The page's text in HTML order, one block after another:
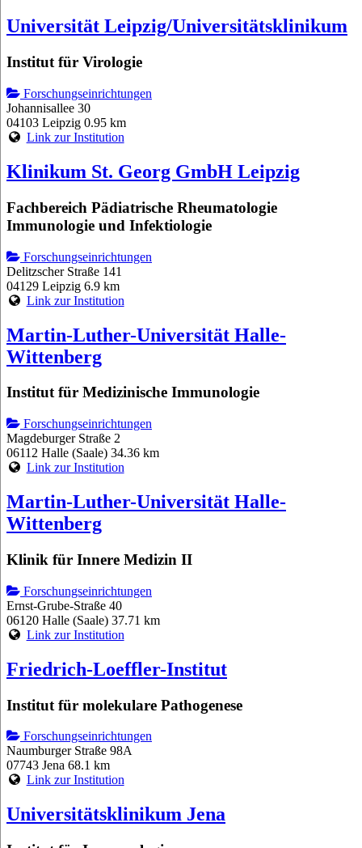
Universität Leipzig/Universitätsklinikum
Institut für Virologie
Forschungseinrichtungen
Johannisallee 30
04103 Leipzig 0.95 km
Link zur Institution
Klinikum St. Georg GmbH Leipzig
Fachbereich Pädiatrische Rheumatologie
Immunologie und Infektiologie
Forschungseinrichtungen
Delitzscher Straße 141
04129 Leipzig 6.9 km
Link zur Institution
Martin-Luther-Universität Halle-
Wittenberg
Institut für Medizinische Immunologie
Forschungseinrichtungen
Magdeburger Straße 2
06112 Halle (Saale) 34.36 km
Link zur Institution
Martin-Luther-Universität Halle-
Wittenberg
Klinik für Innere Medizin II
Forschungseinrichtungen
Ernst-Grube-Straße 40
06120 Halle (Saale) 37.71 km
Link zur Institution
Friedrich-Loeffler-Institut
Institut für molekulare Pathogenese
Forschungseinrichtungen
Naumburger Straße 98A
07743 Jena 68.1 km
Link zur Institution
Universitätsklinikum Jena